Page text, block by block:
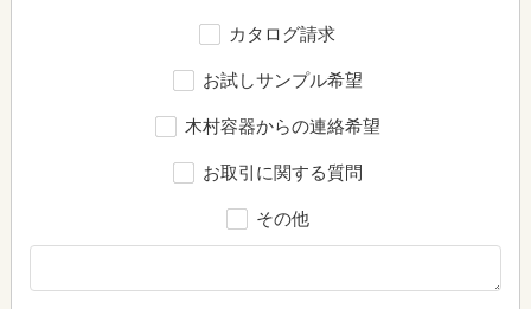
カタログ請求
お試しサンプル希望
木村容器からの連絡希望
お取引に関する質問
その他